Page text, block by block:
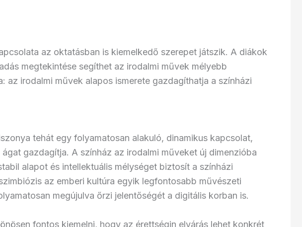
az oktatásban is kiemelkedő szerepet játszik. A diákok
megtekintése segíthet az irodalmi művek mélyebb
az irodalmi művek alapos ismerete gazdagíthatja a színházi
tehát egy folyamatosan alakuló, dinamikus kapcsolat,
gazdagítja. A színház az irodalmi műveket új dimenzióba
alapot és intellektuális mélységet biztosít a színházi
az emberi kultúra egyik legfontosabb művészeti
megújulva őrzi jelentőségét a digitális korban is.
fontos kiemelni, hogy az érettségin elvárás lehet konkrét